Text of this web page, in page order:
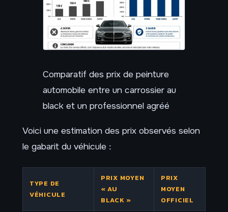
Comparatif des prix de peinture
automobile entre un carrossier au
black et un professionnel agréé
Voici une estimation des prix observés selon
le gabarit du véhicule :
TYPE DE
VÉHICULE
PRIX MOYEN
« AU
BLACK »
PRIX
MOYEN
OFFICIEL